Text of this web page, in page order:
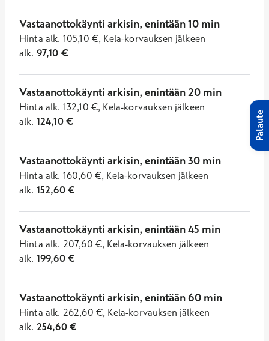
Vastaanottokäynti arkisin, enintään 10 min
Hinta alk. 105,10 €, Kela-korvauksen jälkeen
alk. 97,10 €
Vastaanottokäynti arkisin, enintään 20 min
Hinta alk. 132,10 €, Kela-korvauksen jälkeen
alk. 124,10€
Vastaanottokäynti arkisin, enintään 30 min
Hinta alk. 160,60 €, Kela-korvauksen jälkeen
alk. 152,60€
Vastaanottokäynti arkisin, enintään 45 min
Hinta alk. 207,60 €, Kela-korvauksen jälkeen
alk. 199,60€
Vastaanottokäynti arkisin, enintään 60 min
Hinta alk. 262,60 €, Kela-korvauksen jälkeen
alk. 254,60€
Palaute